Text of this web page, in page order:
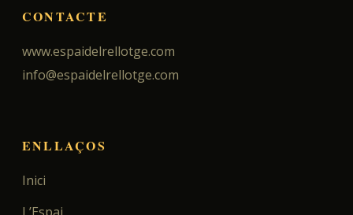
CONTACTE
www.espaidelrellotge.com
info@espaidelrellotge.com
ENLLAÇOS
Inici